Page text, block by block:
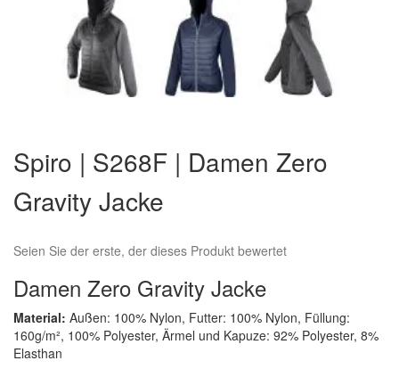
der
Bildergalerie
springen
Spiro | S268F | Damen Zero
Gravity Jacke
Seien Sie der erste, der dieses Produkt bewertet
Damen Zero Gravity Jacke
Material: Außen: 100% Nylon, Futter: 100% Nylon, Füllung:
160g/m², 100% Polyester, Ärmel und Kapuze: 92% Polyester, 8%
Elasthan